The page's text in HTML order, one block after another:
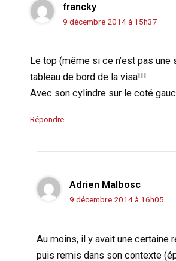
francky
9 décembre 2014 à 15h37
Le top (même si ce n’est pas une
tableau de bord de la visa!!!
Avec son cylindre sur le coté
Répondre
Adrien Malbosc
9 décembre 2014 à 16h05
Au moins, il y avait une certaine
puis remis dans son contexte